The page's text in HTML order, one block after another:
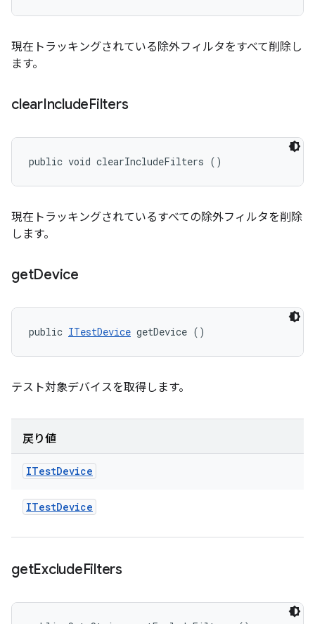
現在トラッキングされている除外フィルタをすべて削除し
ます。
clearIncludeFilters
public void clearIncludeFilters ()
現在トラッキングされているすべての除外フィルタを削除
します。
getDevice
public ITestDevice getDevice ()
テスト対象デバイスを取得します。
戻り値
ITestDevice
ITestDevice
getExcludeFilters